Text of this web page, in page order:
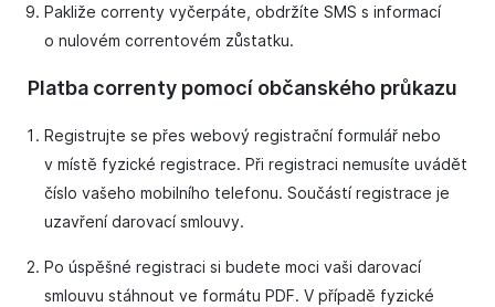
Pakliže correnty vyčerpáte, obdržíte SMS s informací
o nulovém correntovém zůstatku.
Platba correnty pomocí občanského průkazu
Registrujte se přes webový registrační formulář nebo
v místě fyzické registrace. Při registraci nemusíte uvádět
číslo vašeho mobilního telefonu. Součástí registrace je
uzavření darovací smlouvy.
Po úspěšné registraci si budete moci vaši darovací
smlouvu stáhnout ve formátu PDF. V případě fyzické